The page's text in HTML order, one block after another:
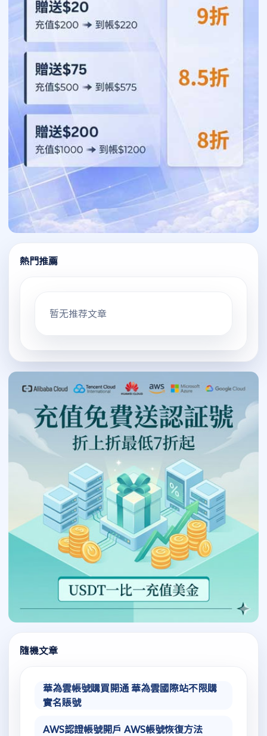
熱門推薦
暂无推荐文章
隨機文章
華為雲帳號購買開通 華為雲國際站不限購
實名賬號
AWS認證帳號開戶 AWS帳號恢復方法